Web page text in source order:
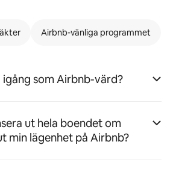
Airbnb-vänliga programmet
som Airbnb-värd?
ut hela boendet om
min lägenhet på Airbnb?